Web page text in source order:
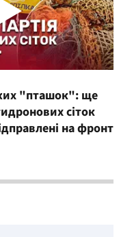
"пташок": ще
сіток
на фронт